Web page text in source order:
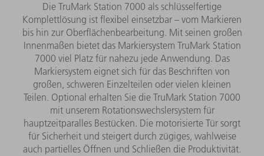
Die TruMark Station 7000 als schlüsselfertige
Komplettlösung ist flexibel einsetzbar – vom Markieren
bis hin zur Oberflächenbearbeitung. Mit seinen großen
Innenmaßen bietet das Markiersystem TruMark Station
7000 viel Platz für nahezu jede Anwendung. Das
Markiersystem eignet sich für das Beschriften von
großen, schweren Einzelteilen oder vielen kleinen
Teilen. Optional erhalten Sie die TruMark Station 7000
mit unserem Rotationswechslersystem für
hauptzeitparalles Bestücken. Die motorisierte Tür sorgt
für Sicherheit und steigert durch zügiges, wahlweise
auch partielles Öffnen und Schließen die Produktivität.​